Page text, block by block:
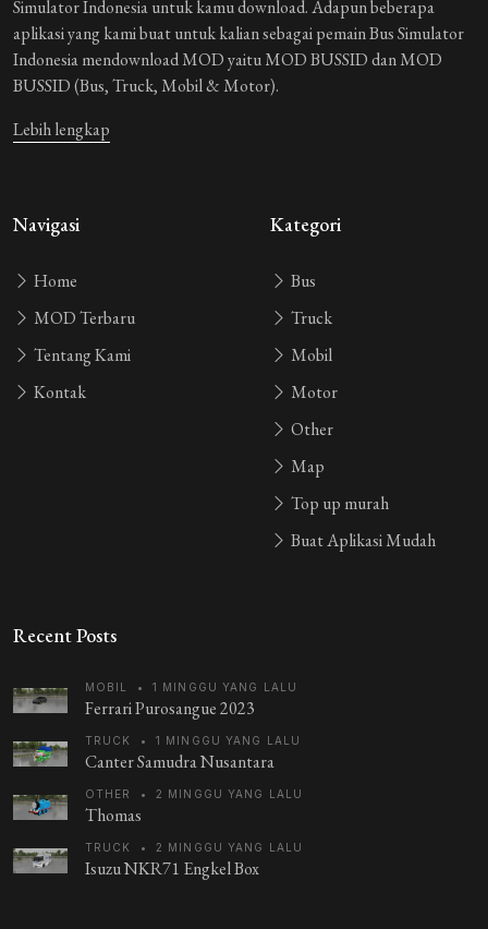
Guest_JC33H 1 tahun yang lalu
car
Guest_A2LJM 1 tahun yang lalu
abir
1 tahun yang lalu
A
Guest_4MBXE
raghav
Simulator Indonesia untuk kamu download. Adapun beberapa
aplikasi yang kami buat untuk kalian sebagai pemain Bus Simulator
Indonesia mendownload MOD yaitu MOD BUSSID dan MOD
BUSSID (Bus, Truck, Mobil & Motor).
Lebih lengkap
Navigasi
Home
MOD Terbaru
Tentang Kami
Kontak
Kategori
Bus
Truck
Mobil
Motor
Other
Map
Top up murah
Buat Aplikasi Mudah
Recent Posts
MOBIL • 1 MINGGU YANG LALU
Ferrari Purosangue 2023
TRUCK • 1 MINGGU YANG LALU
Canter Samudra Nusantara
OTHER • 2 MINGGU YANG LALU
Thomas
TRUCK • 2 MINGGU YANG LALU
Isuzu NKR71 Engkel Box